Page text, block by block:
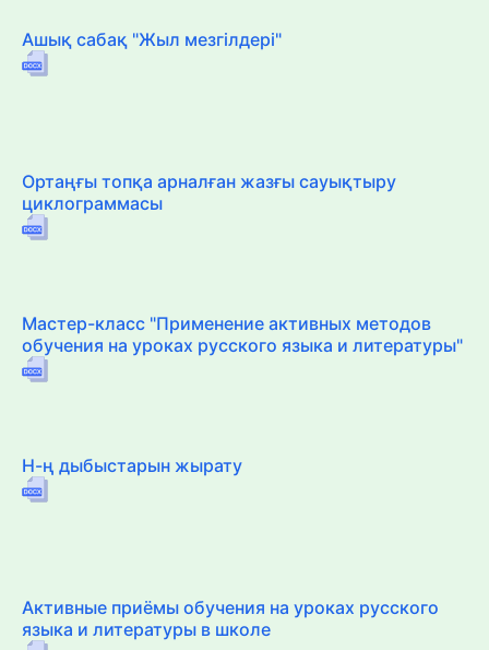
Ашық сабақ "Жыл мезгілдері"
Ортаңғы топқа арналған жазғы сауықтыру
циклограммасы
Мастер-класс "Применение активных методов
обучения на уроках русского языка и литературы"
Н-ң дыбыстарын жырату
Активные приёмы обучения на уроках русского
языка и литературы в школе